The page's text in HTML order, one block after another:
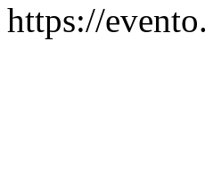
https://